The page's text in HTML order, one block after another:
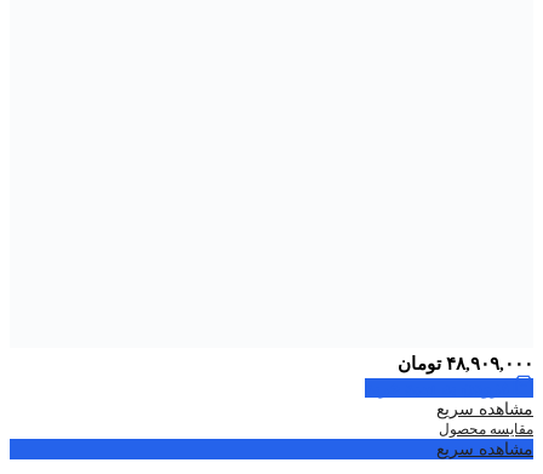
۴۸,۹۰۹,۰۰۰ تومان
مشاهده سریع
مقایسه محصول
مشاهده سریع